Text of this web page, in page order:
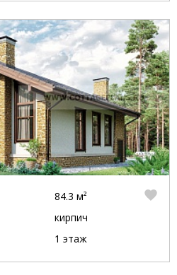
84.3 м²
кирпич
1 этаж